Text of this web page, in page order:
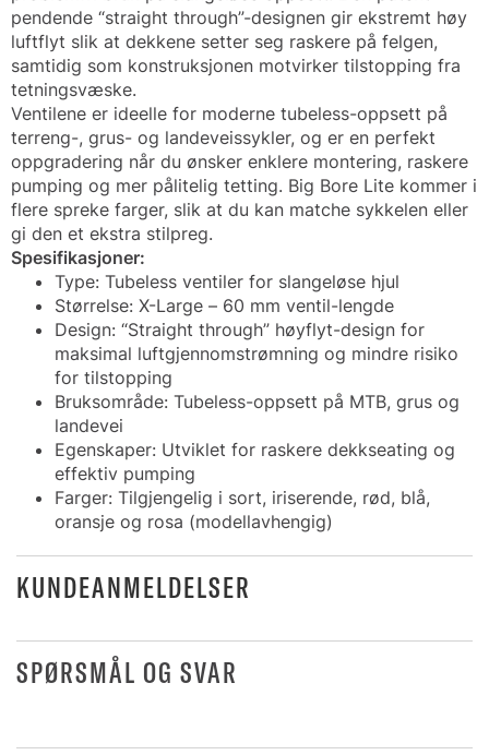
pendende “straight through”-designen gir ekstremt høy
luftflyt slik at dekkene setter seg raskere på felgen,
samtidig som konstruksjonen motvirker tilstopping fra
tetningsvæske.
Ventilene er ideelle for moderne tubeless-oppsett på
terreng-, grus- og landeveissykler, og er en perfekt
oppgradering når du ønsker enklere montering, raskere
pumping og mer pålitelig tetting. Big Bore Lite kommer i
flere spreke farger, slik at du kan matche sykkelen eller
gi den et ekstra stilpreg.
Spesifikasjoner:
Type: Tubeless ventiler for slangeløse hjul
Størrelse: X-Large – 60 mm ventil-lengde
Design: “Straight through” høyflyt-design for
maksimal luftgjennomstrømning og mindre risiko
for tilstopping
Bruksområde: Tubeless-oppsett på MTB, grus og
landevei
Egenskaper: Utviklet for raskere dekkseating og
effektiv pumping
Farger: Tilgjengelig i sort, iriserende, rød, blå,
oransje og rosa (modellavhengig)
KUNDEANMELDELSER
SPØRSMÅL OG SVAR